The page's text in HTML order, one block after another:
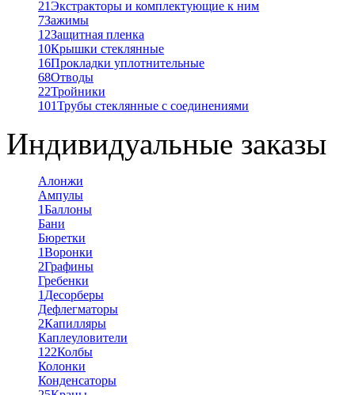
21Экстракторы и комплектующие к ним
7Зажимы
12Защитная пленка
10Крышки стеклянные
16Прокладки уплотнительные
68Отводы
22Тройники
101Трубы стеклянные с соединениями
Индивидуальные заказы
Алонжи
Ампулы
1Баллоны
Бани
Бюретки
1Воронки
2Графины
Гребенки
1 Десорберы
Дефлегматоры
2Капилляры
Каплеуловители
122Колбы
Колонки
Конденсаторы